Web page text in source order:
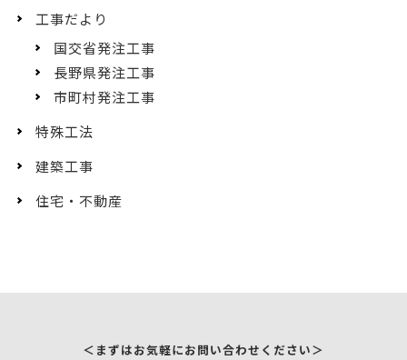
工事だより
国交省発注工事
長野県発注工事
市町村発注工事
特殊工法
建築工事
住宅・不動産
＜まずはお気軽にお問い合わせください＞